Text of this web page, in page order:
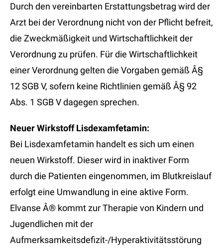
Durch den vereinbarten Erstattungsbetrag wird der
Arzt bei der Verordnung nicht von der Pflicht befreit,
die Zweckmäßigkeit und Wirtschaftlichkeit der
Verordnung zu prüfen. Für die Wirtschaftlichkeit
einer Verordnung gelten die Vorgaben gemäß Â§
12 SGB V, sofern keine Richtlinien gemäß Â§ 92
Abs. 1 SGB V dagegen sprechen.
Neuer Wirkstoff Lisdexamfetamin:
Bei Lisdexamfetamin handelt es sich um einen
neuen Wirkstoff. Dieser wird in inaktiver Form
durch die Patienten eingenommen, im Blutkreislauf
erfolgt eine Umwandlung in eine aktive Form.
Elvanse Â® kommt zur Therapie von Kindern und
Jugendlichen mit der
Aufmerksamkeitsdefizit-/Hyperaktivitätsstörung